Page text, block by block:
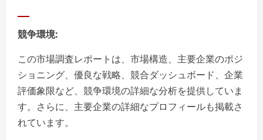
競争環境:
この市場調査レポートは、市場構造、主要企業のポジ
ショニング、優良な戦略、競合ダッシュボード、企業
評価象限など、競争環境の詳細な分析を提供していま
す。さらに、主要企業の詳細なプロフィールも掲載さ
れています。